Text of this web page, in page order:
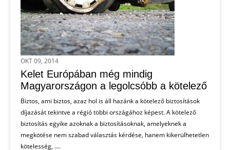
OKT 09, 2014
Kelet Európában még mindig
Magyarországon a legolcsóbb a kötelező
Biztos, ami biztos, azaz hol is áll hazánk a kötelező biztosítások
díjazását tekintve a régió többi országához képest. A kötelező
biztosítás egyike azoknak a biztosításoknak, amelyeknek a
megkötése nem szabad választás kérdése, hanem kikerülhetetlen
kötelesség, ....